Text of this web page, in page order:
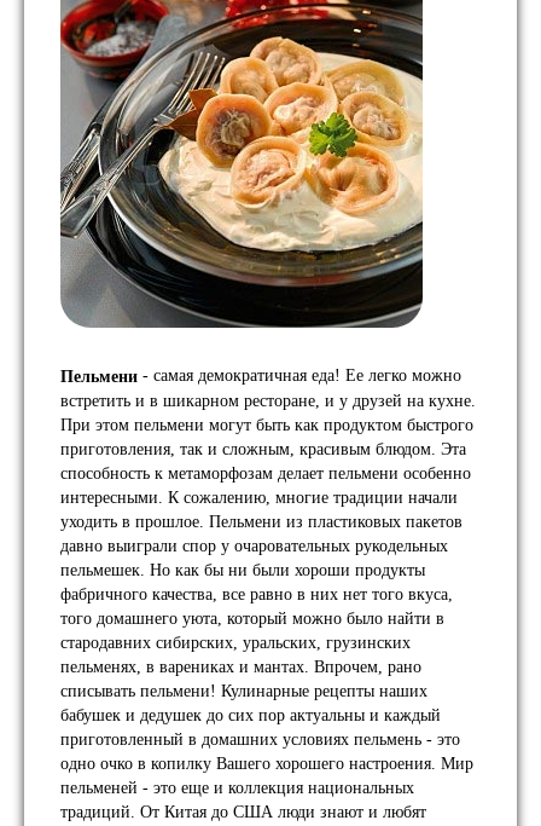
Пельмени - самая демократичная еда! Ее легко можно
встретить и в шикарном ресторане, и у друзей на кухне.
При этом пельмени могут быть как продуктом быстрого
приготовления, так и сложным, красивым блюдом. Эта
способность к метаморфозам делает пельмени особенно
интересными. К сожалению, многие традиции начали
уходить в прошлое. Пельмени из пластиковых пакетов
давно выиграли спор у очаровательных рукодельных
пельмешек. Но как бы ни были хороши продукты
фабричного качества, все равно в них нет того вкуса,
того домашнего уюта, который можно было найти в
стародавних сибирских, уральских, грузинских
пельменях, в варениках и мантах. Впрочем, рано
списывать пельмени! Кулинарные рецепты наших
бабушек и дедушек до сих пор актуальны и каждый
приготовленный в домашних условиях пельмень - это
одно очко в копилку Вашего хорошего настроения. Мир
пельменей - это еще и коллекция национальных
традиций. От Китая до США люди знают и любят